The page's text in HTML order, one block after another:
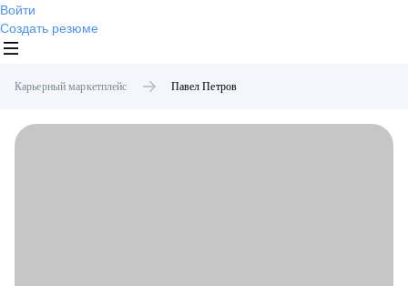
Войти
Создать резюме
Карьерный маркетплейс Павел Петров